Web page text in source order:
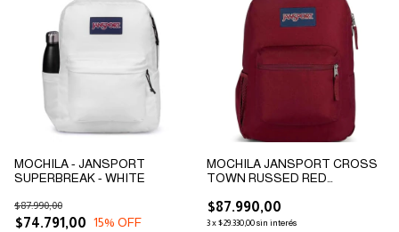
MOCHILA - JANSPORT
SUPERBREAK - WHITE
$74.791,00
$87.990,00
15% OFF
MOCHILA JANSPORT CROSS
TOWN RUSSED RED
$87.990,00
3x$29.330,00sin interés